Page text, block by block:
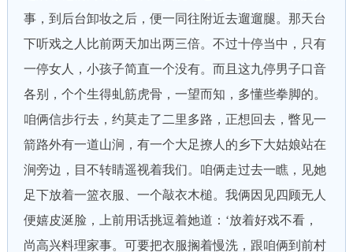
事，到后台卸妆之后，便一同往附近去遛遛腿。那天台
下听戏之人比前两天加出两三倍。不过十停当中，只有
一停女人，小孩子简直一个没有。而且这九停男子口音
各别，个个生得虬筋虎骨，一望而知，多懂些拳脚的。
咱俩信步行去，约莫走了二里多路，正想回去，瞥见一
箭路外有一道山涧，有一个大足撩人的乡下大姑娘站在
涧旁边，目不转睛遥视着我们。咱俩走过去一瞧，见她
足下放着一篮衣服、一个敲衣木槌。我俩因见四顾无人
便嬉皮涎脸，上前用话挑逗着她道：‘放着好戏不看，
尚高兴料理家事。可要把衣服搁着慢洗，跟咱俩到前村